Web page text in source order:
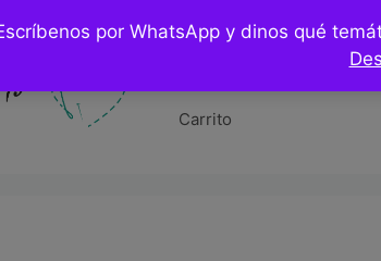
por WhatsApp y dinos qué
Hazlo tu
Carrito